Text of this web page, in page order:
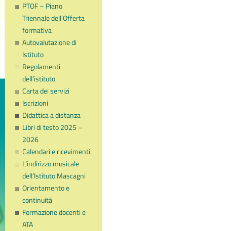
PTOF – Piano
Triennale dell’Offerta
formativa
Autovalutazione di
Istituto
Regolamenti
dell’istituto
Carta dei servizi
Iscrizioni
Didattica a distanza
Libri di testo 2025 –
2026
Calendari e ricevimenti
L’indirizzo musicale
dell’Istituto Mascagni
Orientamento e
continuità
Formazione docenti e
ATA